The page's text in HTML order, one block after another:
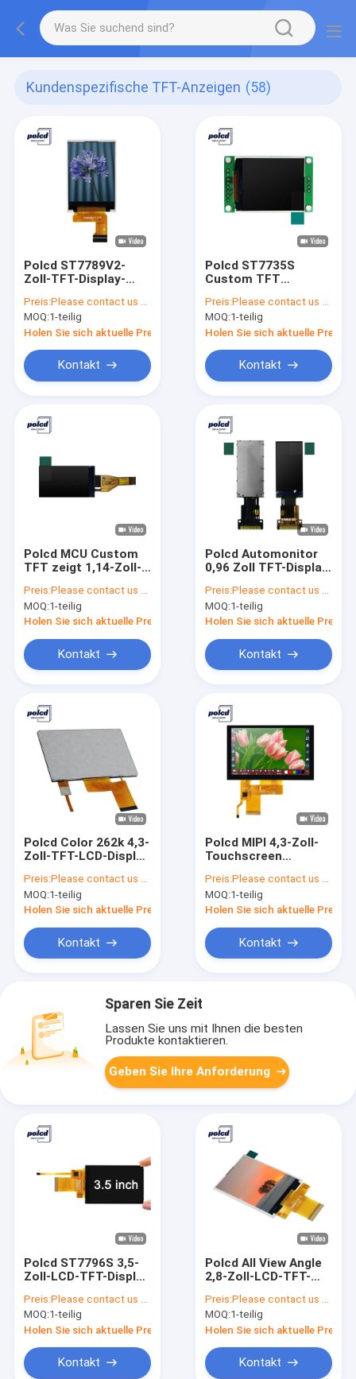
Kundenspezifische TFT-Anzeigen (58)
Polcd ST7789V2-
Zoll-TFT-Display-
Reflektierendes TFT-
Bildschirmpanel
Preis:Please contact us for latest price
MOQ:1-teilig
Holen Sie sich aktuelle Preis
Kontakt
Polcd ST7735S
Custom TFT
sonnenlichtlesbarer
Bildschirm
Preis:Please contact us for latest price
MOQ:1-teilig
Holen Sie sich aktuelle Preis
Kontakt
Polcd MCU Custom
TFT zeigt 1,14-Zoll-
Touchscreen für
Werbung an
Preis:Please contact us for latest price
MOQ:1-teilig
Holen Sie sich aktuelle Preis
Kontakt
Polcd Automonitor
0,96 Zoll TFT-Display
Hochauflösender
TFT-RGB-Bildschirm
Preis:Please contact us for latest price
MOQ:1-teilig
Holen Sie sich aktuelle Preis
Kontakt
Polcd Color 262k 4,3-
Zoll-TFT-LCD-Display
Display ISO9001
Preis:Please contact us for latest price
MOQ:1-teilig
Holen Sie sich aktuelle Preis
Kontakt
Polcd MIPI 4,3-Zoll-
Touchscreen
Benutzerdefinierte
TFT-Displays
Transmissiv
Preis:Please contact us for latest price
MOQ:1-teilig
Holen Sie sich aktuelle Preis
Kontakt
Sparen Sie Zeit
Lassen Sie uns mit Ihnen die besten
Produkte kontaktieren.
Geben Sie Ihre Anforderung
Polcd ST7796S 3,5-
Zoll-LCD-TFT-Display
für medizinische
Anwendungen
Preis:Please contact us for latest price
MOQ:1-teilig
Holen Sie sich aktuelle Preis
Kontakt
Polcd All View Angle
2,8-Zoll-LCD-TFT-
Kundenspezifische
TFT-Displays
Preis:Please contact us for latest price
MOQ:1-teilig
Holen Sie sich aktuelle Preis
Kontakt